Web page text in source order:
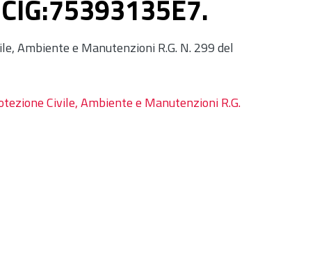
Ambiente e Manutenzioni R.G. N. 299 del
Civile, Ambiente e Manutenzioni R.G.